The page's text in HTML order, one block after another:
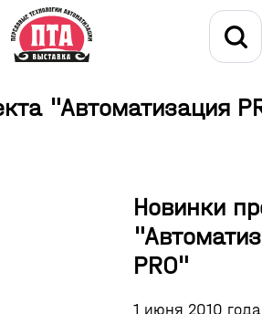
"Автоматизация
Новинки
PRO"
1 июня 2010